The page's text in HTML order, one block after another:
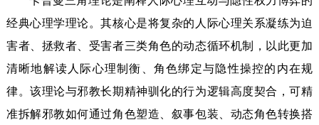
经典心理学理论。其核心是将复杂的人际心理关系凝练为迫
害者、拯救者、受害者三类角色的动态循环机制，以此更加
清晰地解读人际心理制衡、角色绑定与隐性操控的内在规
律。该理论与邪教长期精神驯化的行为逻辑高度契合，可精
准拆解邪教如何通过角色塑造、叙事包装、动态角色转换搭